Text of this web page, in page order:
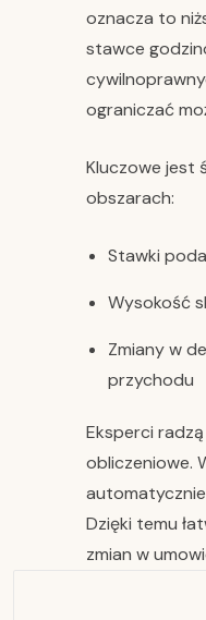
oznacza to
stawce
ograniczać
Kluczowe jest
obszarach:
Stawki
Wysokość
Zmiany w
przychodu
Eksperci
obliczeniowe.
Dzięki temu
zmian w